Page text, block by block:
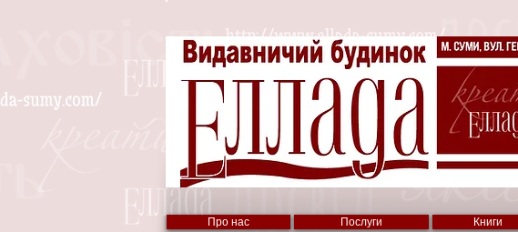
Про нас Послуги Книги